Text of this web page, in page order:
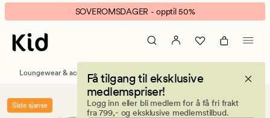
Wonderland
strikket
skjerf
sand
banner.
Klikk
ESCAPE
pause.
SOVEROMSDAGER - opptil 50%
Få tilgang til eksklusive
medlemspriser!
Logg inn eller bli medlem for å få fri frakt
fra 799,- og eksklusive medlemstilbud.
Loungewear & accessories Luer, votter og skjerf
Siste sjanse